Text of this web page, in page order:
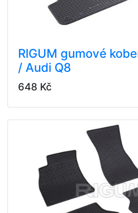
RIGUM gumové
/ Audi Q8
648 Kč